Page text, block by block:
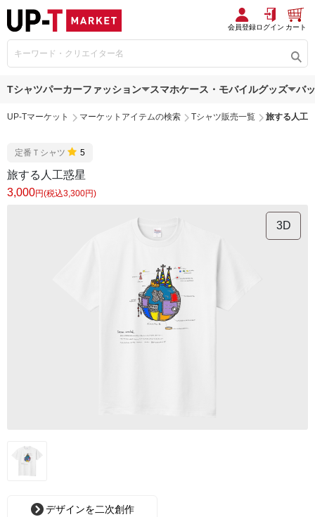
会員登録ログイン カート
Tシャツパーカーファッション スマホケース・モバイルグッズ バ
UP-Tマーケット マーケットアイテムの検索 Tシャツ販売一覧 旅する人工
定番Ｔシャツ 5
旅する人工惑星
3,000円(税込3,300円)
3D
デザインを二次創作